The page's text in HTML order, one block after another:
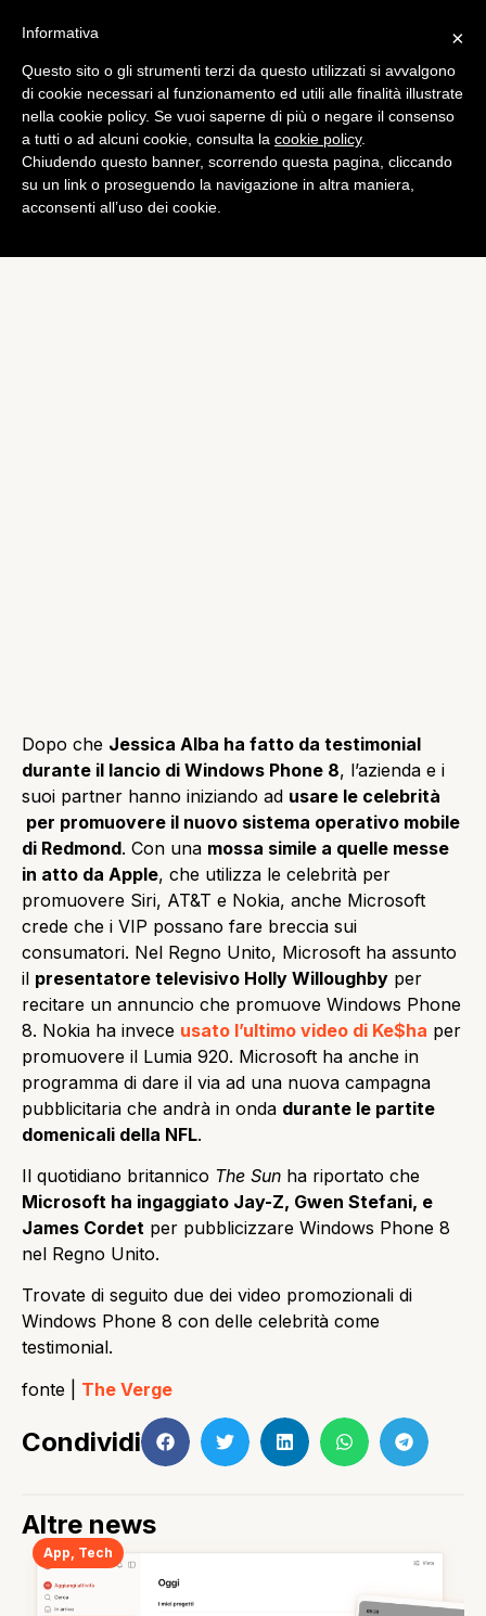
Computer
Microsoft usa delle
celebrità per promuovere
Windows Phone 8
diAlessandro Moretti
Dopo che Jessica Alba ha fatto da testimonial
durante il lancio di Windows Phone 8, l’azienda e i
suoi partner hanno iniziando ad usare le celebrità
per promuovere il nuovo sistema operativo mobile
di Redmond. Con una mossa simile a quelle messe
in atto da Apple, che utilizza le celebrità per
promuovere Siri, AT&T e Nokia, anche Microsoft
crede che i VIP possano fare breccia sui
consumatori. Nel Regno Unito, Microsoft ha assunto
il presentatore televisivo Holly Willoughby per
recitare un annuncio che promuove Windows Phone
8. Nokia ha invece usato l’ultimo video di Ke$ha per
promuovere il Lumia 920. Microsoft ha anche in
programma di dare il via ad una nuova campagna
pubblicitaria che andrà in onda durante le partite
domenicali della NFL.
Il quotidiano britannico The Sun ha riportato che
Microsoft ha ingaggiato Jay-Z, Gwen Stefani, e
James Cordet per pubblicizzare Windows Phone 8
nel Regno Unito.
Trovate di seguito due dei video promozionali di
Windows Phone 8 con delle celebrità come
testimonial.
fonte | The Verge
Condividi
Altre news
App, Tech
×
Informativa
Questo sito o gli strumenti terzi da questo utilizzati si avvalgono
di cookie necessari al funzionamento ed utili alle finalità illustrate
nella cookie policy. Se vuoi saperne di più o negare il consenso
a tutti o ad alcuni cookie, consulta la cookie policy.
Chiudendo questo banner, scorrendo questa pagina, cliccando
su un link o proseguendo la navigazione in altra maniera,
acconsenti all’uso dei cookie.